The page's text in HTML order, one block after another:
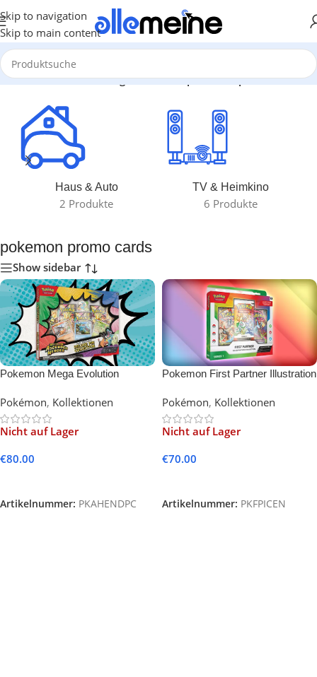
Skip to navigation
Skip to main content
Start/Produkte verschlagwortet mit „pokemon promo cards“
Haus & Auto
2 Produkte
TV & Heimkino
6 Produkte
pokemon promo cards
Show sidebar
Pokemon Mega Evolution
Deluxe Pin Collection (English)
Pokémon, Kollektionen
Nicht auf Lager
€80.00
Artikelnummer: PKAHENDPC
Pokemon First Partner Illustration
Pokémon, Kollektionen
Nicht auf Lager
€70.00
Artikelnummer: PKFPICEN